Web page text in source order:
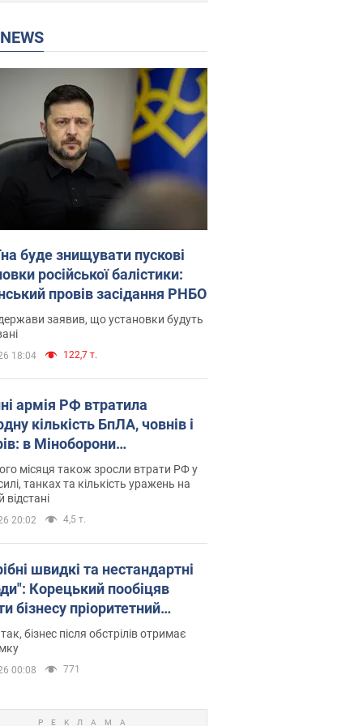
NEWS
буде знищувати пускові
російської балістики:
провів засідання РНБО
заявив, що установки будуть
18:04 122,7 т.
армія РФ втратила
кількість БпЛА, човнів і
в Міноборони
статистику
місяця також зросли втрати РФ у
танках та кількість уражень на
відстані
20:02 4,5 т.
швидкі та нестандартні
Корецький пообіцяв
бізнесу пріоритетний
до наявних складських
бізнес після обстрілів отримає
00:08 771